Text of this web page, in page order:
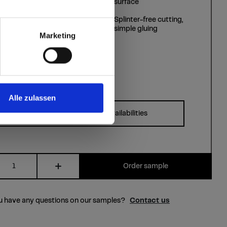
Marketing
Alle zulassen
surface
Splinter-free cutting,
simple gluing
Formats, thicknesses & availabilities
Order sample
have any questions on our samples? Contact us